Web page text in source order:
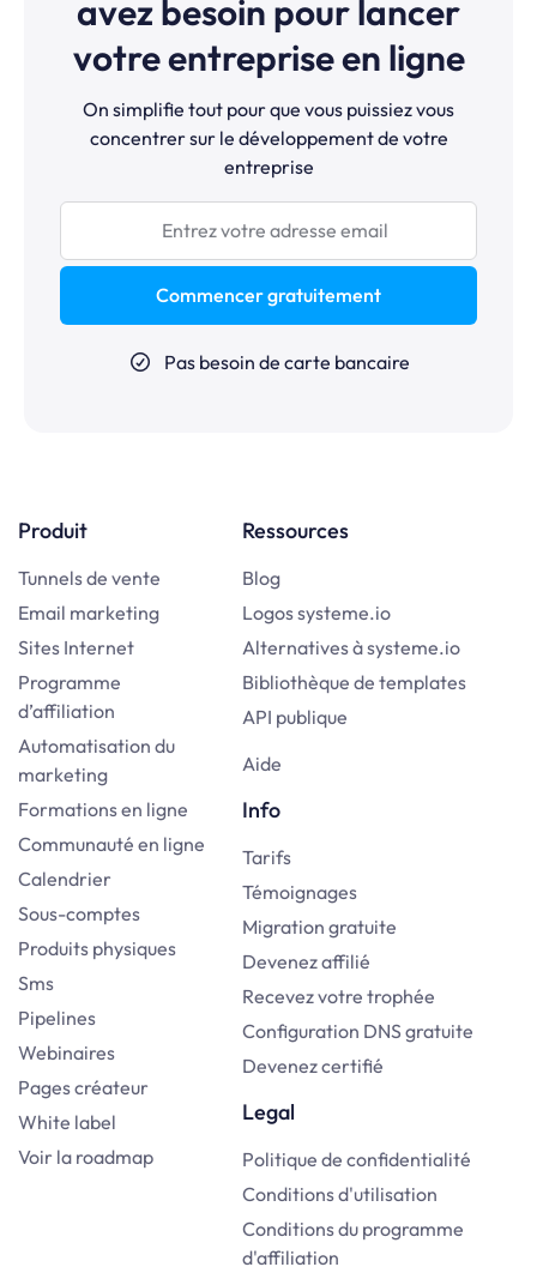
avez besoin pour lancer
votre entreprise en ligne
On simplifie tout pour que vous puissiez vous
concentrer sur le développement de votre
entreprise
Commencer gratuitement
Pas besoin de carte bancaire
Produit
Tunnels de vente
Email marketing
Sites Internet
Programme
d’affiliation
Automatisation du
marketing
Formations en ligne
Communauté en ligne
Calendrier
Sous-comptes
Produits physiques
Sms
Pipelines
Webinaires
Pages créateur
White label
Voir la roadmap
Ressources
Blog
Logos systeme.io
Alternatives à systeme.io
Bibliothèque de templates
API publique
Aide
Info
Tarifs
Témoignages
Migration gratuite
Devenez affilié
Recevez votre trophée
Configuration DNS gratuite
Devenez certifié
Legal
Politique de confidentialité
Conditions d'utilisation
Conditions du programme
d'affiliation